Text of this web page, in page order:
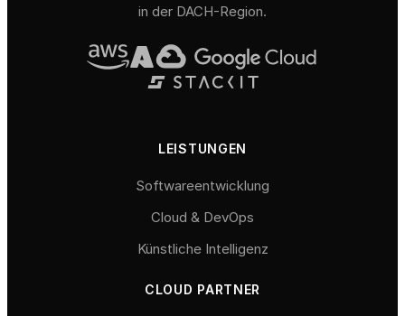
in der DACH-Region.
LEISTUNGEN
Softwareentwicklung
Cloud & DevOps
Künstliche Intelligenz
CLOUD PARTNER